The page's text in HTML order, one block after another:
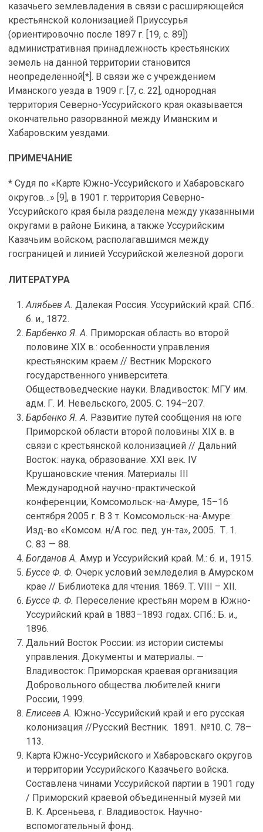
казачьего землевладения в связи с расширяющейся
крестьянской колонизацией Приуссурья
(ориентировочно после 1897 г. [19, с. 89])
административная принадлежность крестьянских
земель на данной территории становится
неопределённой[*]. В связи же с учреждением
Иманского уезда в 1909 г. [7, с. 22], однородная
территория Северно-Уссурийского края оказывается
окончательно разорванной между Иманским и
Хабаровским уездами.
ПРИМЕЧАНИЕ
* Судя по «Карте Южно-Уссурийского и Хабаровскаго
округов…» [9], в 1901 г. территория Северно-
Уссурийского края была разделена между указанными
округами в районе Бикина, а также Уссурийским
Казачьим войском, располагавшимся между
госграницей и линией Уссурийской железной дороги.
ЛИТЕРАТУРА
Алябьев А. Далекая Россия. Уссурийский край. СПб.:
б. и., 1872.
Барбенко Я. А. Приморская область во второй
половине XIX в.: особенности управления
крестьянским краем // Вестник Морского
государственного университета.
Обществоведческие науки. Владивосток: МГУ им.
адм. Г. И. Невельского, 2005. С. 194–207.
Барбенко Я. А. Развитие путей сообщения на юге
Приморской области второй половины XIX в. в
связи с крестьянской колонизацией // Дальний
Восток: наука, образование. XXI век. IV
Крушановские чтения. Материалы III
Международной научно-практической
конференции, Комсомольск-на-Амуре, 15–16
сентября 2005 г. В 3 т. Комсомольск-на-Амуре:
Изд-во «Комсом. н/А гос. пед. ун-та», 2005. Т. 1.
С. 83 — 88.
Богданов А. Амур и Уссурийский край. М.: б. и., 1915.
Буссе Ф. Ф. Очерк условий земледелия в Амурском
крае // Библиотека для чтения. 1869. Т. VIII – XII.
Буссе Ф. Ф. Переселение крестьян морем в Южно-
Уссурийский край в 1883–1893 годах. СПб.: Б. и.,
1896.
Дальний Восток России: из истории системы
управления. Документы и материалы. —
Владивосток: Приморская краевая организация
Добровольного общества любителей книги
России, 1999.
Елисеев А. Южно-Уссурийский край и его русская
колонизация //Русский Вестник. 1891. №10. С. 78–
113.
Карта Южно-Уссурийского и Хабаровскаго округов
и территории Уссурийского Казачьего войска.
Составлена чинами Уссурийской партии в 1901 году
/ Приморский краевой объединенный музей ми
В. К. Арсеньева, г. Владивосток. Научно-
вспомогательный фонд.